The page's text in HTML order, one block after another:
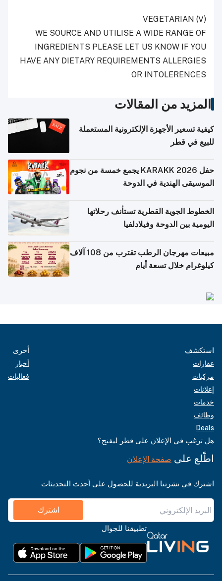
(V)
VEGETARIAN
WE SOURCE AND UTILISE A WIDE RANGE OF
INGREDIENTS PLEASE LET US KNOW IF YOU
HAVE ANY DIETARY REQUIREMENTS ALLERGIES
OR INTOLERENCES
المزيد من المقالات
كيفية تسعير الأجهزة الإلكترونية المستعملة
للبيع في قطر
حفل KARAKK 2026 يجمع خمسة من نجوم
الموسيقى الهندية في الدوحة
الخطوط الجوية القطرية تستأنف رحلاتها
اليومية بين الدوحة وفيلادلفيا
مبيعات مهرجان الرطب تقترب من 108 آلاف
كيلوغرام خلال تسعة أيام
استكشف
عقارات
مركبات
إعلانات
خدمات
وظائف
Deals
أخرى
أخبار
فعاليات
هل ترغب في الإعلان على قطر ليفنج؟
اطّلع على صفحة الإعلان
اشترك في نشرتنا البريدية للحصول على أحدث التحديثات
اشترك
تطبيقنا للجوال